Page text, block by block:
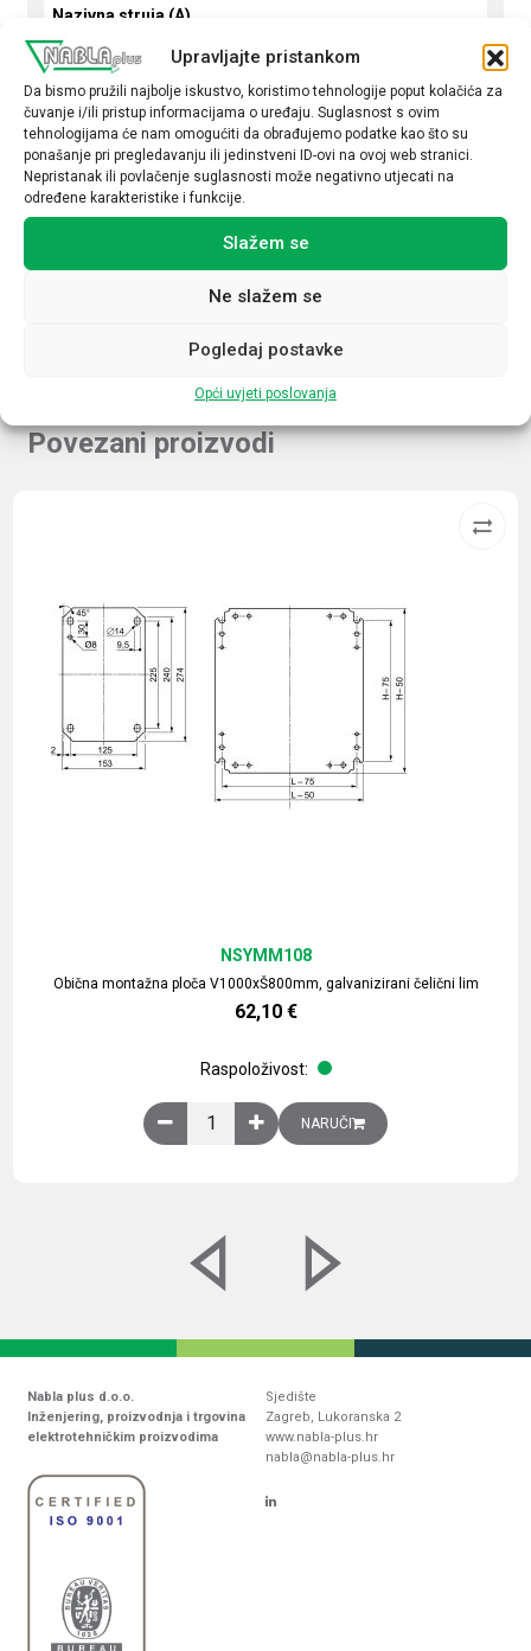
Upravljajte pristankom
Da bismo pružili najbolje iskustvo, koristimo tehnologije poput kolačića za
čuvanje i/ili pristup informacijama o uređaju. Suglasnost s ovim
tehnologijama će nam omogućiti da obrađujemo podatke kao što su
ponašanje pri pregledavanju ili jedinstveni ID-ovi na ovoj web stranici.
Nepristanak ili povlačenje suglasnosti može negativno utjecati na
određene karakteristike i funkcije.
Slažem se
Ne slažem se
Pogledaj postavke
Opći uvjeti poslovanja
Nazivna struja (A)
8
Napon špule
115VAC
Indikacija uklopa
Ne
Povezani proizvodi
Obična montažna ploča V1000xŠ800mm, galvanizirani čelični lim
NSYMM108
62,10 €
Raspoloživost:
Obična montažna ploča V1000xŠ800mm,
NARUČI
Nabla plus d.o.o.
Inženjering, proizvodnja i trgovina
elektrotehničkim proizvodima
Sjedište
Zagreb, Lukoranska 2
www.nabla-plus.hr
nabla@nabla-plus.hr